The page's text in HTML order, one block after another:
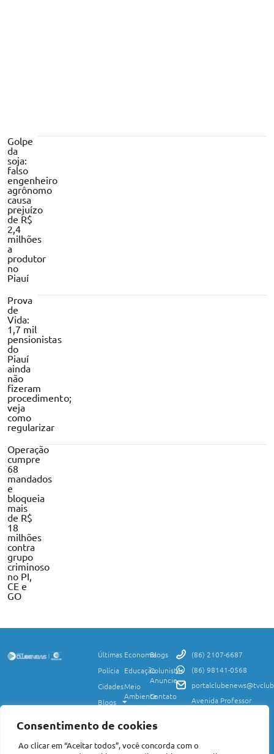
Consentimento de cookies
Ao clicar em “Aceitar todos”, você concorda com o
Golpe
da
soja:
falso
engenheiro
agrônomo
causa
prejuízo
de R$
2,4
milhões
a
produtor
no
Piauí
Prova
de
Vida:
1,7 mil
pensionistas
do
Piauí
ainda
não
fizeram
procedimento;
veja
como
regularizar
Operação
cumpre
68
mandados
e
bloqueia
mais
de R$
18
milhões
contra
grupo
criminoso
no PI,
CE e
GO
Últimas
Polícia
Cidades
Blogs
Política
Economia
Educação
Meio
Ambiente
e
Saúde
Mundo
Blogs
Colunistas
Anuncie
Contato
Privacidade
de Uso
(86) 2107-6687
(86) 98141-0568
Avenida Professor